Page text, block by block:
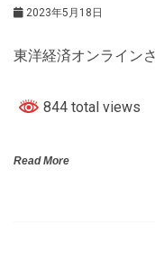
2023年5月18日
東洋経済オンライン
844 total views
Read More